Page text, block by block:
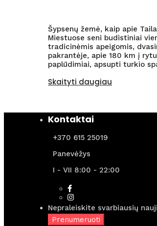
Šypsenų žemė, kaip apie
Miestuose seni budistiniai
tradicinėmis apeigomis,
pakrantėje, apie 180 km į
paplūdimiai, apsupti turkio
Skaityti daugiau
Kontaktai
+370 615 25019
Panevėžys
I - VII 8:00 - 22:00
Nepraleiskite svarbiausių